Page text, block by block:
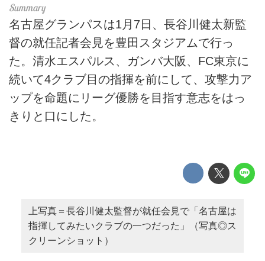
名古屋グランパスは1月7日、長谷川健太新監
督の就任記者会見を豊田スタジアムで行っ
た。清水エスパルス、ガンバ大阪、FC東京に
続いて4クラブ目の指揮を前にして、攻撃力ア
ップを命題にリーグ優勝を目指す意志をはっ
きりと口にした。
上写真＝長谷川健太監督が就任会見で「名古屋は
指揮してみたいクラブの一つだった」（写真◎ス
クリーンショット）